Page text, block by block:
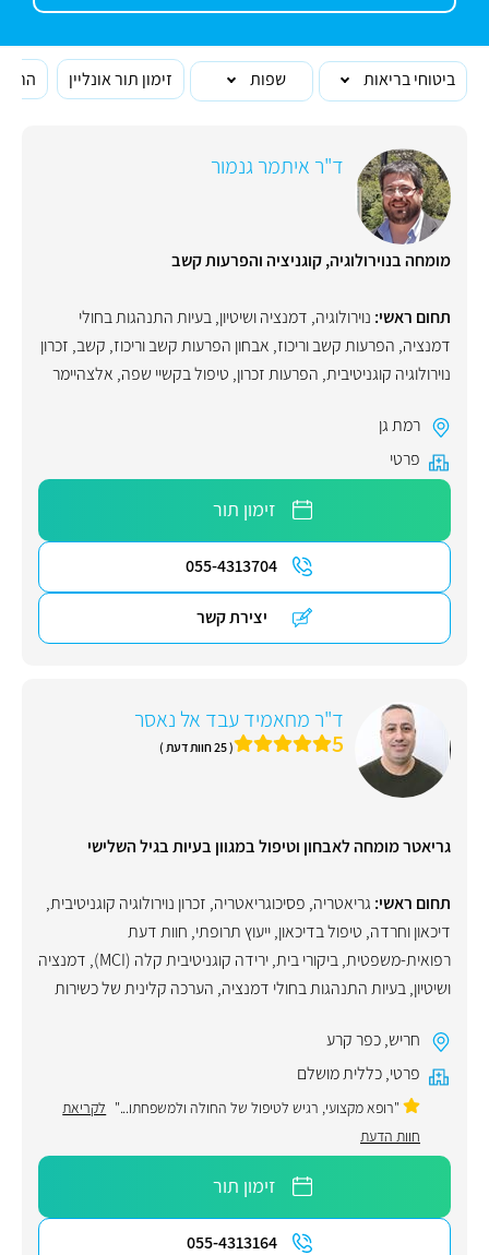
ביטוחי בריאות שפות זימון תור אונליין
ד"ר איתמר גנמור
מומחה בנוירולוגיה, קוגניציה והפרעות קשב
תחום ראשי: נוירולוגיה, דמנציה ושיטיון,בעיות התנהגות בחולי
דמנציה, הפרעות קשב וריכוז, אבחון הפרעות קשב וריכוז, קשב, זכרון
נוירולוגיה קוגניטיבית, הפרעות זכרון, טיפול בקשיי שפה, אלצהיימר
רמת גן
פרטי
זימון תור
055-4313704
יצירת קשר
ד"ר מחאמיד עבד אל נאסר
5 ( 25 חוות דעת )
גריאטר מומחה לאבחון וטיפול במגוון בעיות בגיל השלישי
תחום ראשי: גריאטריה, פסיכוגריאטריה, זכרון נוירולוגיה קוגניטיבית,
דיכאון וחרדה, טיפול בדיכאון,ייעוץ תרופתי, חוות דעת
רפואית-משפטית,ביקורי בית,ירידה קוגניטיבית קלה (MCI) , דמנציה
ושיטיון,בעיות התנהגות בחולי דמנציה, הערכה קלינית של כשירות
חריש,כפר קרע
פרטי,כללית מושלם
"רופא מקצועי, רגיש לטיפול של החולה ולמשפחתו..." לקריאת
חוות הדעת
זימון תור
055-4313164